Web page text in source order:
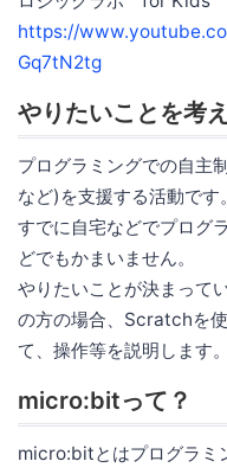
https://
Gq7tN2tg
やりたいことを考
プログラミングでの自主
など)を支援する活動です。
すでに自宅などでプログ
どでもかまいません。
やりたいことが決まって
の方の場合、Scratchを
て、操作等を説明します。
micro:bitって？
micro:bitとはプログラミ